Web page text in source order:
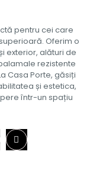
pentru cei care
Oferim o
exterior, alături de
rezistente
Casa Porte, găsiți
și estetica,
într-un spațiu